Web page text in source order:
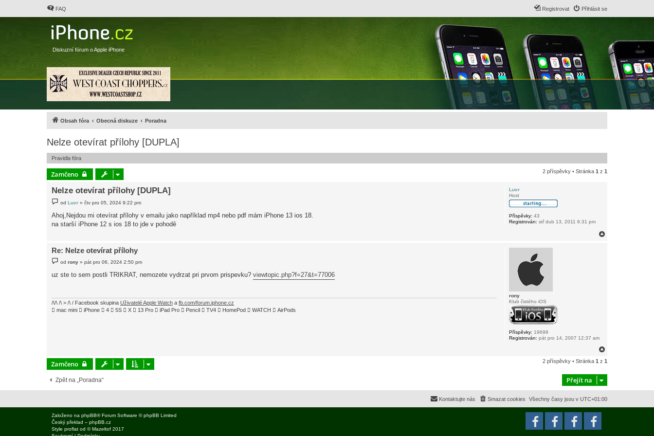
FAQ Přihlásit se
Registrovat
Diskuzní fórum o Apple iPhone
Obsah fóra Obecná diskuze Poradna
Nelze otevírat přílohy [DUPLA]
Pravidla fóra
Zamčeno 2 příspěvky • Stránka 1 z 1
Luvr
Host
Příspěvky: 43
Registrován: stř dub 13, 2011 6:31 pm
Nelze otevírat přílohy [DUPLA]
s
p
odLuvr »čtv pro 05, 2024 9:22 pm
Ahoj,Nejdou mi otevírat přílohy v emailu jako například mp4 nebo pdf mám iPhone 13 ios 18.
na starší iPhone 12 s ios 18 to jde v pohodě
rony
Klub čistého iOS
Příspěvky: 19699
Registrován: pát pro 14, 2007 12:37 am
Re: Nelze otevírat přílohy
s
e
k
odrony »pát pro 06, 2024 2:50 pm
uz ste to sem postli TRIKRAT, nemozete vydrzat pri prvom prispevku? viewtopic.php?f=27&t=77006
/\/\ /\ > /\ / Facebook skupina Uživatelé Apple Watch a fb.com/forum.iphone.cz
 mac mini  iPhone  4  5S  X  13 Pro  iPad Pro  Pencil  TV4  HomePod  WATCH  AirPods
h
r
Zamčeno 2 příspěvky • Stránka 1 z 1
Zpět na „Poradna“ Přejít na
Všechny časy jsou v UTC+01:00
Smazat cookies
Kontaktujte nás
Založeno na phpBB® Forum Software © phpBB Limited
Český překlad – phpBB.cz
Style proflat od ©Mazeltof 2017